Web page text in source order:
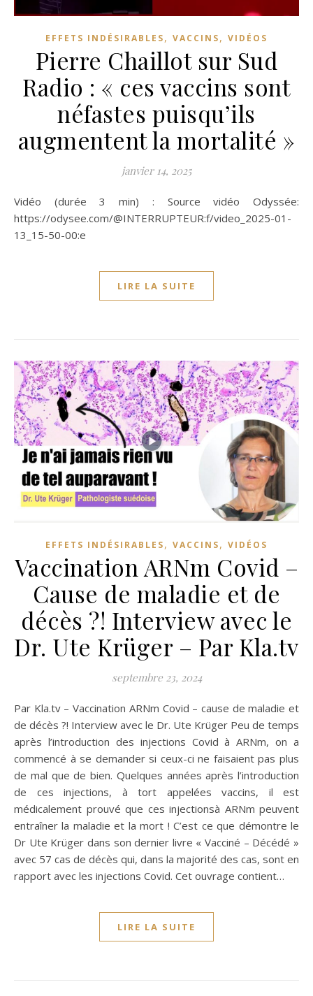
EFFETS INDÉSIRABLES, VACCINS, VIDÉOS
Pierre Chaillot sur Sud
Radio : « ces vaccins sont
néfastes puisqu’ils
augmentent la mortalité »
janvier 14, 2025
Vidéo (durée 3 min) : Source vidéo Odyssée:
https://odysee.com/@INTERRUPTEUR:f/video_2025-01-
13_15-50-00:e
LIRE LA SUITE
EFFETS INDÉSIRABLES, VACCINS, VIDÉOS
Vaccination ARNm Covid –
Cause de maladie et de
décès ?! Interview avec le
Dr. Ute Krüger – Par Kla.tv
septembre 23, 2024
Par Kla.tv – Vaccination ARNm Covid – cause de maladie et
de décès ?! Interview avec le Dr. Ute Krüger Peu de temps
après l’introduction des injections Covid à ARNm, on a
commencé à se demander si ceux-ci ne faisaient pas plus
de mal que de bien. Quelques années après l’introduction
de ces injections, à tort appelées vaccins, il est
médicalement prouvé que ces injectionsà ARNm peuvent
entraîner la maladie et la mort ! C’est ce que démontre le
Dr Ute Krüger dans son dernier livre « Vacciné – Décédé »
avec 57 cas de décès qui, dans la majorité des cas, sont en
rapport avec les injections Covid. Cet ouvrage contient…
LIRE LA SUITE